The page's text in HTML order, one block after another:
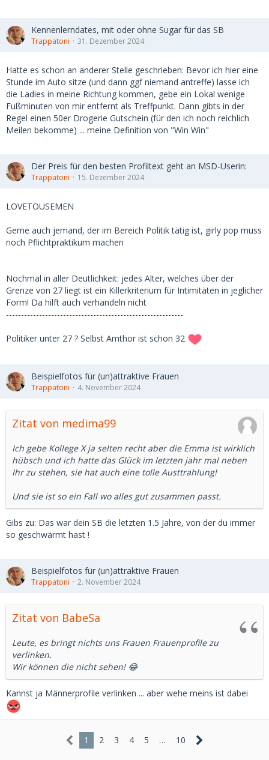
Kennenlerndates, mit oder ohne Sugar für das SB
Trappatoni 31. Dezember 2024
Hatte es schon an anderer Stelle geschrieben: Bevor ich hier eine
Stunde im Auto sitze (und dann ggf niemand antreffe) lasse ich
die Ladies in meine Richtung kommen, gebe ein Lokal wenige
Fußminuten von mir entfernt als Treffpunkt. Dann gibts in der
Regel einen 50er Drogerie Gutschein (für den ich noch reichlich
Meilen bekomme) ... meine Definition von "Win Win"
Der Preis für den besten Profiltext geht an MSD-Userin:
Trappatoni 15. Dezember 2024
LOVETOUSEMEN
Gerne auch jemand, der im Bereich Politik tätig ist, girly pop muss
noch Pflichtpraktikum machen
Nochmal in aller Deutlichkeit: jedes Alter, welches über der
Grenze von 27 liegt ist ein Killerkriterium für Intimitäten in jeglicher
Form! Da hilft auch verhandeln nicht
-----------------------------------------------------------
Politiker unter 27 ? Selbst Amthor ist schon 32
Beispielfotos für (un)attraktive Frauen
Trappatoni 4. November 2024
Zitat von medima99
Ich gebe Kollege X ja selten recht aber die Emma ist wirklich
hübsch und ich hatte das Glück im letzten jahr mal neben
Ihr zu stehen, sie hat auch eine tolle Austtrahlung!
Und sie ist so ein Fall wo alles gut zusammen passt.
Gibs zu: Das war dein SB die letzten 1.5 Jahre, von der du immer
so geschwärmt hast !
Beispielfotos für (un)attraktive Frauen
Trappatoni 2. November 2024
Zitat von BabeSa
Leute, es bringt nichts uns Frauen Frauenprofile zu
verlinken.
Wir können die nicht sehen! 😂
Kannst ja Männerprofile verlinken ... aber wehe meins ist dabei
1 2 3 4 5 … 10